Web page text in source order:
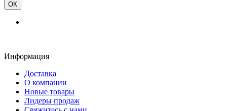
ОК
Информация
Доставка
О компании
Новые товары
Лидеры продаж